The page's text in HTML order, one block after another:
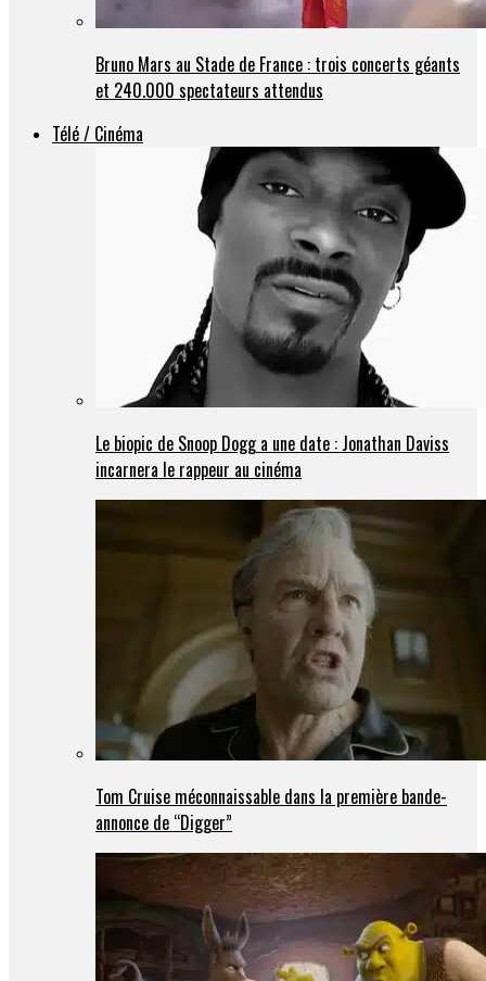
Bruno Mars au Stade de France : trois concerts géants
et 240.000 spectateurs attendus
Télé / Cinéma
Le biopic de Snoop Dogg a une date : Jonathan Daviss
incarnera le rappeur au cinéma
Tom Cruise méconnaissable dans la première bande-
annonce de “Digger”